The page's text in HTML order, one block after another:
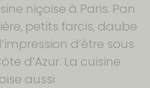
niçoise à Paris. Pan
petits farcis, daube
d’être sous
d’Azur. La cuisine
aussi